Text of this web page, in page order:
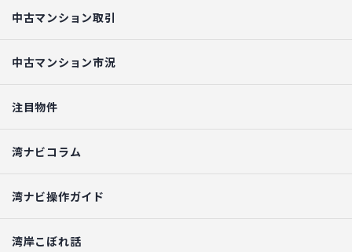
中古マンション取引
中古マンション市況
注目物件
湾ナビコラム
湾ナビ操作ガイド
湾岸こぼれ話